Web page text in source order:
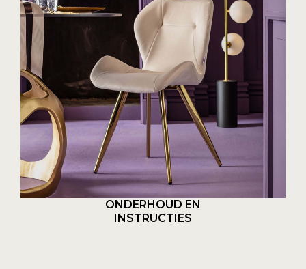
ONDERHOUD EN
INSTRUCTIES